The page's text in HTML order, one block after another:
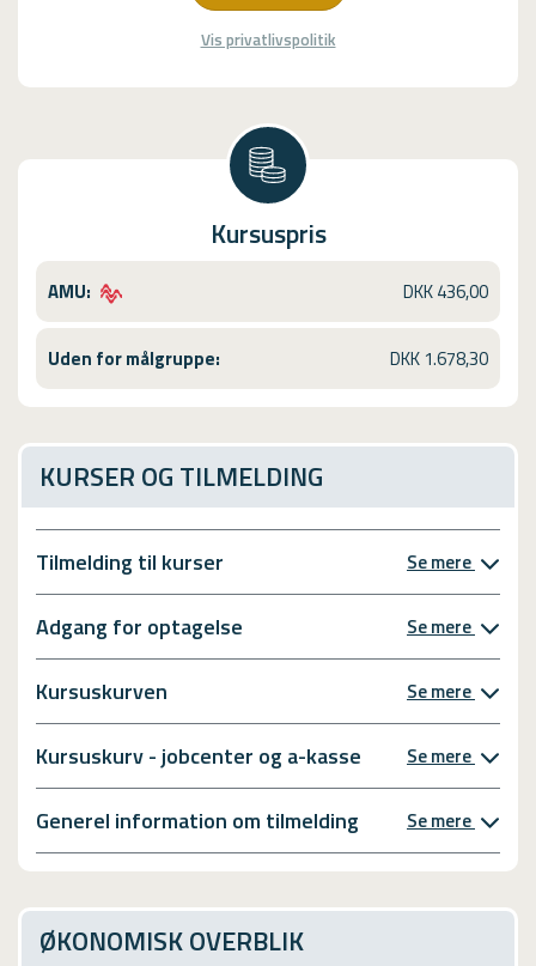
Vis privatlivspolitik
Kursuspris
AMU: DKK 436,00
Uden for målgruppe: DKK 1.678,30
KURSER OG TILMELDING
Tilmelding til kurser Se mere
Adgang for optagelse Se mere
Kursuskurven Se mere
Kursuskurv - jobcenter og a-kasse Se mere
Generel information om tilmelding Se mere
ØKONOMISK OVERBLIK